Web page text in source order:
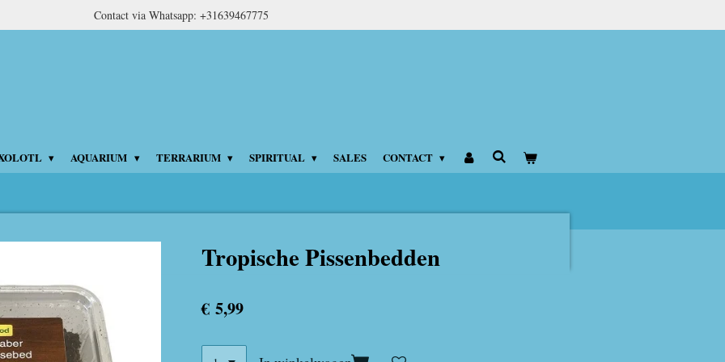
Contact via Whatsapp: +31639467775
AQUARIUM TERRARIUM SPIRITUAL SALES CONTACT
Tropische Pissenbedden
€ 5,99